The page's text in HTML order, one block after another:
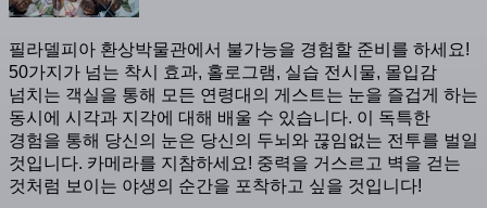
필라델피아 환상박물관에서 불가능을 경험할 준비를 하세요!
50가지가 넘는 착시 효과, 홀로그램, 실습 전시물, 몰입감
넘치는 객실을 통해 모든 연령대의 게스트는 눈을 즐겁게 하는
동시에 시각과 지각에 대해 배울 수 있습니다. 이 독특한
경험을 통해 당신의 눈은 당신의 두뇌와 끊임없는 전투를 벌일
것입니다. 카메라를 지참하세요! 중력을 거스르고 벽을 걷는
것처럼 보이는 야생의 순간을 포착하고 싶을 것입니다!